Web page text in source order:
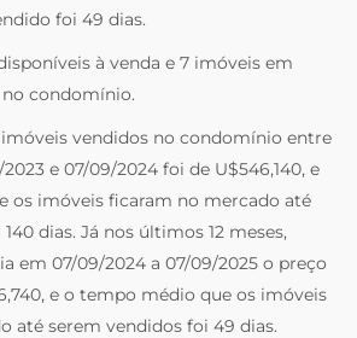
foi 49 dias.
à venda e 7 imóveis em
condomínio.
vendidos no condomínio entre
e 07/09/2024 foi de U$546,140, e
os imóveis ficaram no mercado até
dias. Já nos últimos 12 meses,
em 07/09/2024 a 07/09/2025 o preço
e o tempo médio que os imóveis
até serem vendidos foi 49 dias.